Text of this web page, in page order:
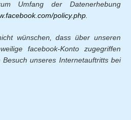
Umfang der Datenerhebung
policy.php.
wünschen, dass über unseren
facebook-Konto zugegriffen
unseres Internetauftritts bei